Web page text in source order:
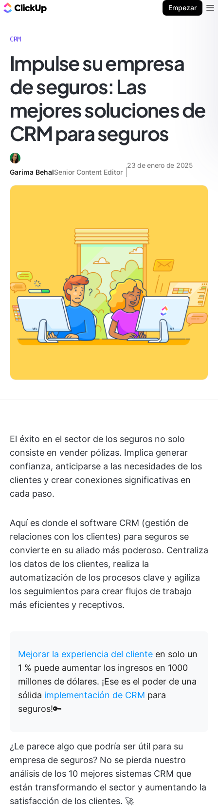
Empezar
CRM
Impulse su empresa
de seguros: Las
mejores soluciones de
CRM para seguros
Garima BehalSenior Content Editor
23 de enero de 2025
El éxito en el sector de los seguros no solo
consiste en vender pólizas. Implica generar
confianza, anticiparse a las necesidades de los
clientes y crear conexiones significativas en
cada paso.
Aquí es donde el software CRM (gestión de
relaciones con los clientes) para seguros se
convierte en su aliado más poderoso. Centraliza
los datos de los clientes, realiza la
automatización de los procesos clave y agiliza
los seguimientos para crear flujos de trabajo
más eficientes y receptivos.
Mejorar la experiencia del cliente en solo un
1 % puede aumentar los ingresos en 1000
millones de dólares. ¡Ese es el poder de una
sólida implementación de CRM para
seguros!🔑
¿Le parece algo que podría ser útil para su
empresa de seguros? No se pierda nuestro
análisis de los 10 mejores sistemas CRM que
están transformando el sector y aumentando la
satisfacción de los clientes. 🚀